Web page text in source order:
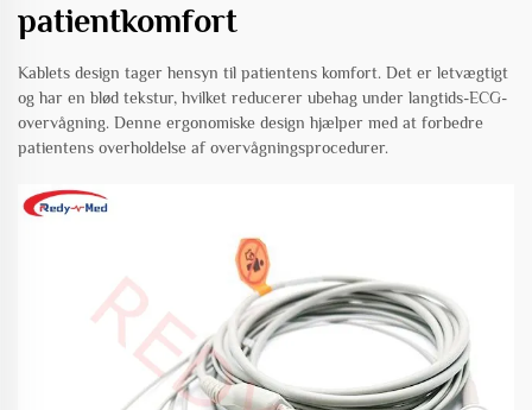
patientkomfort
Kablets design tager hensyn til patientens komfort. Det er letvægtigt
og har en blød tekstur, hvilket reducerer ubehag under langtids-ECG-
overvågning. Denne ergonomiske design hjælper med at forbedre
patientens overholdelse af overvågningsprocedurer.